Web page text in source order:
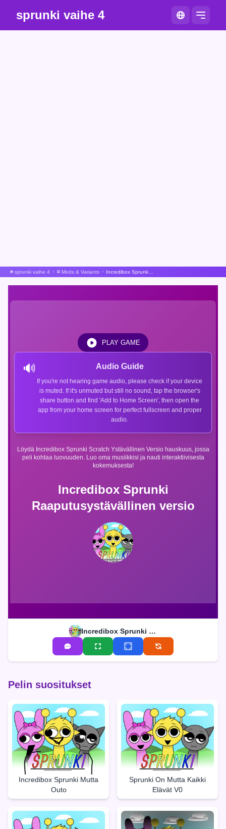
sprunki vaihe 4
sprunki vaihe 4 Mods & Variants
Incredibox Sprunki
Raaputusystävällinen versio
Löydä Incredibox Sprunki Scratch Ystävällinen Versio hauskuus, jossa
peli kohtaa luovuuden. Luo oma musiikkisi ja nauti interaktiivisesta
kokemuksesta!
🔊 Audio Guide
If you're not hearing game audio, please check if your device
is muted. If it's unmuted but still no sound, tap the browser's
share button and find 'Add to Home Screen', then open the
app from your home screen for perfect fullscreen and proper
audio.
PLAY GAME
Incredibox Sprunki Raaputusystävällinen versio
Pelin suositukset
Incredibox Sprunki Mutta
Outo
Sprunki On Mutta Kaikki
Elävät V0